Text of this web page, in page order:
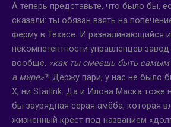
А теперь представьте, что было бы,
сказали: ты обязан взять на
ферму в Техасе. И разваливающийся
некомпетентности управленцев
вообще, «как ты смеешь быть самым
в мире»?! Держу пари, у нас не было
X, ни Starlink. Да и Илона Маска
бы заурядная серая амёба, которая
жизненный крест под названием